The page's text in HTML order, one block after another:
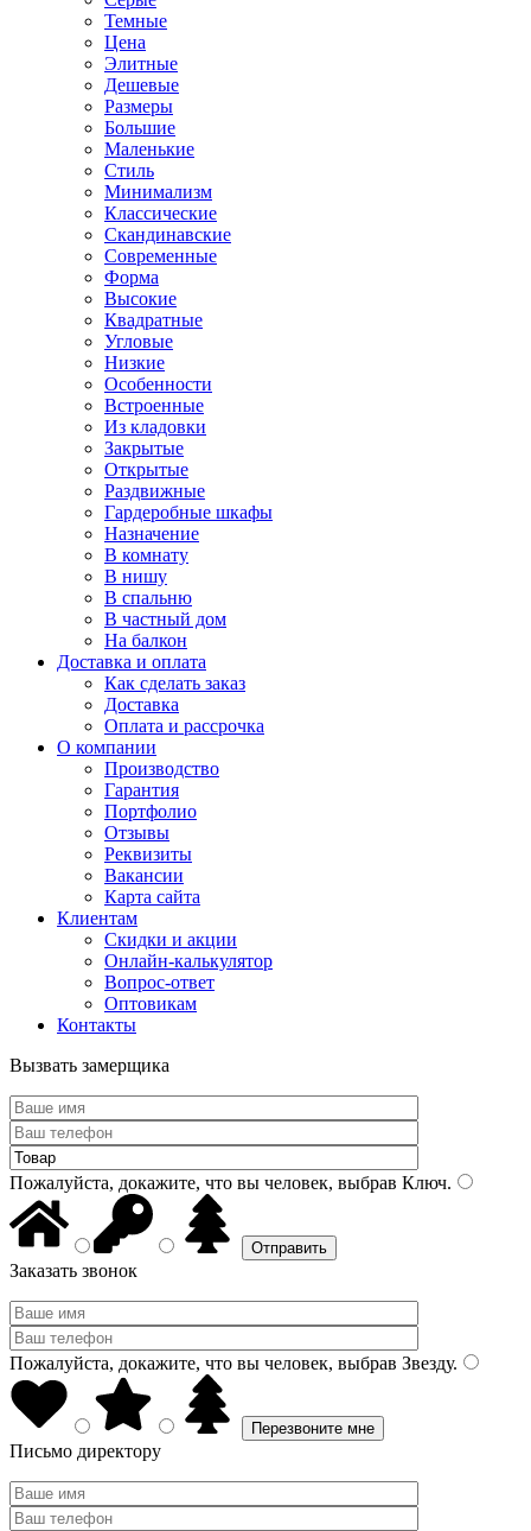
Темные
Цена
Элитные
Дешевые
Размеры
Большие
Маленькие
Стиль
Минимализм
Классические
Скандинавские
Современные
Форма
Высокие
Квадратные
Угловые
Низкие
Особенности
Встроенные
Из кладовки
Закрытые
Открытые
Раздвижные
Гардеробные шкафы
Назначение
В комнату
В нишу
В спальню
В частный дом
На балкон
Доставка и оплата
Как сделать заказ
Доставка
Оплата и рассрочка
О компании
Производство
Гарантия
Портфолио
Отзывы
Реквизиты
Вакансии
Карта сайта
Клиентам
Скидки и акции
Онлайн-калькулятор
Вопрос-ответ
Оптовикам
Контакты
Вызвать замерщика
Пожалуйста, докажите, что вы человек, выбрав Ключ.
Заказать звонок
Пожалуйста, докажите, что вы человек, выбрав Звезду.
Письмо директору